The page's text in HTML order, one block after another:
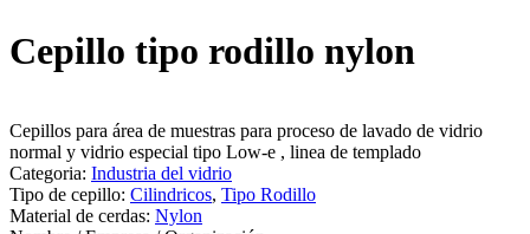
Cepillo tipo rodillo nylon
Cepillos para área de muestras para proceso de lavado de vidrio
normal y vidrio especial tipo Low-e , linea de templado
Categoria: Industria del vidrio
Tipo de cepillo: Cilindricos, Tipo Rodillo
Material de cerdas: Nylon